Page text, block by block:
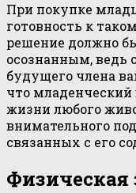
При покупке
готовность к
решение должно
осознанным, ведь
будущего члена
что младенческий
жизни любого
внимательного
связанных с его
Физическая